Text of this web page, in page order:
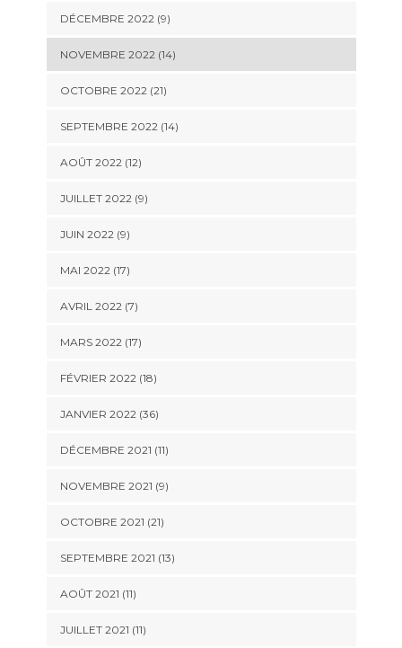
DÉCEMBRE 2022 (9)
NOVEMBRE 2022 (14)
OCTOBRE 2022 (21)
SEPTEMBRE 2022 (14)
AOÛT 2022 (12)
JUILLET 2022 (9)
JUIN 2022 (9)
MAI 2022 (17)
AVRIL 2022 (7)
MARS 2022 (17)
FÉVRIER 2022 (18)
JANVIER 2022 (36)
DÉCEMBRE 2021 (11)
NOVEMBRE 2021 (9)
OCTOBRE 2021 (21)
SEPTEMBRE 2021 (13)
AOÛT 2021 (11)
JUILLET 2021 (11)